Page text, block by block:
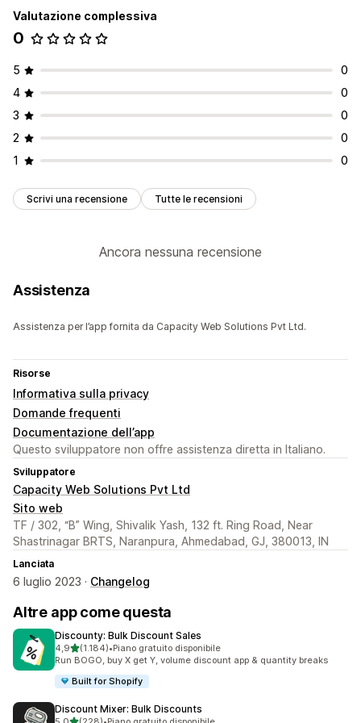
Valutazione complessiva
0
5
0
4
0
3
0
2
0
1
0
Scrivi una recensione Tutte le recensioni
Ancora nessuna recensione
Assistenza
Assistenza per l’app fornita da Capacity Web Solutions Pvt Ltd.
Risorse
Informativa sulla privacy
Domande frequenti
Documentazione dell’app
Questo sviluppatore non offre assistenza diretta in Italiano.
Sviluppatore
Capacity Web Solutions Pvt Ltd
Sito web
TF / 302, “B” Wing, Shivalik Yash, 132 ft. Ring Road, Near
Shastrinagar BRTS, Naranpura, Ahmedabad, GJ, 380013, IN
Lanciata
6 luglio 2023 · Changelog
Altre app come questa
Discounty: Bulk Discount Sales
4,9stelle su 5
(1.184)
1184 recensioni totali
•Piano gratuito disponibile
Run BOGO, buy X get Y, volume discount app & quantity breaks
Built for Shopify
Discount Mixer: Bulk Discounts